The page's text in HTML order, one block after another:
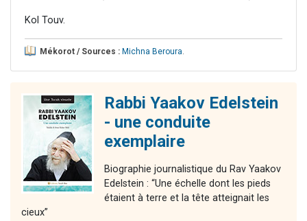
Kol Touv.
Mékorot / Sources : Michna Beroura.
Rabbi Yaakov Edelstein
- une conduite
exemplaire
Biographie journalistique du Rav Yaakov
Edelstein : “Une échelle dont les pieds
étaient à terre et la tête atteignait les
cieux”